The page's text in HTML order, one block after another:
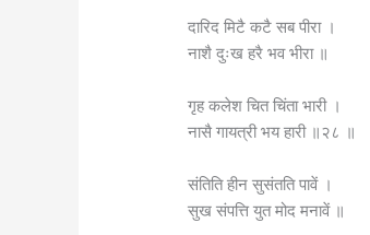
दारिद मिटै कटै सब पीरा ।
नाशै दुःख हरै भव भीरा ॥
गृह कलेश चित चिंता भारी ।
नासै गायत्री भय हारी ॥२८ ॥
संतिति हीन सुसंतति पावें ।
सुख संपत्ति युत मोद मनावें ॥